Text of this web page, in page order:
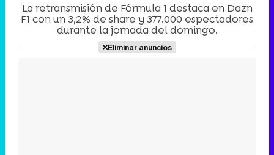
La retransmisión de Fórmula 1 destaca en Dazn
F1 con un 3,2% de share y 377.000 espectadores
durante la jornada del domingo.
Eliminar anuncios